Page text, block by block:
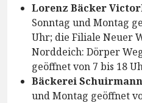
Lorenz Bäcker
Sonntag und Montag
Uhr; die Filiale Neuer
Norddeich: Dörper
geöffnet von 7 bis 18
Bäckerei Schuirmann
und Montag geöffnet